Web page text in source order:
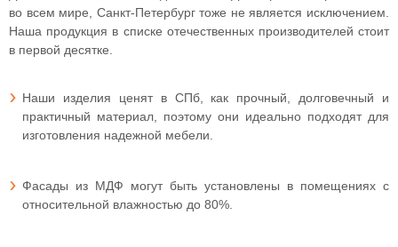
во всем мире, Санкт-Петербург тоже не является исключением.
Наша продукция в списке отечественных производителей стоит
в первой десятке.
Наши изделия ценят в СПб, как прочный, долговечный и
практичный материал, поэтому они идеально подходят для
изготовления надежной мебели.
Фасады из МДФ могут быть установлены в помещениях с
относительной влажностью до 80%.